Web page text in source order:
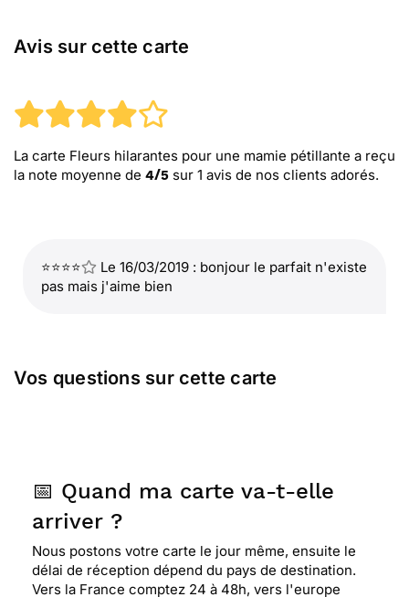
Avis sur cette carte
La carte Fleurs hilarantes pour une mamie pétillante a reçu
la note moyenne de 4/5 sur 1 avis de nos clients adorés.
⭐⭐⭐⭐
Le 16/03/2019 : bonjour le parfait n'existe
pas mais j'aime bien
Vos questions sur cette carte
📅 Quand ma carte va-t-elle
arriver ?
Nous postons votre carte le jour même, ensuite le
délai de réception dépend du pays de destination.
Vers la France comptez 24 à 48h, vers l'europe